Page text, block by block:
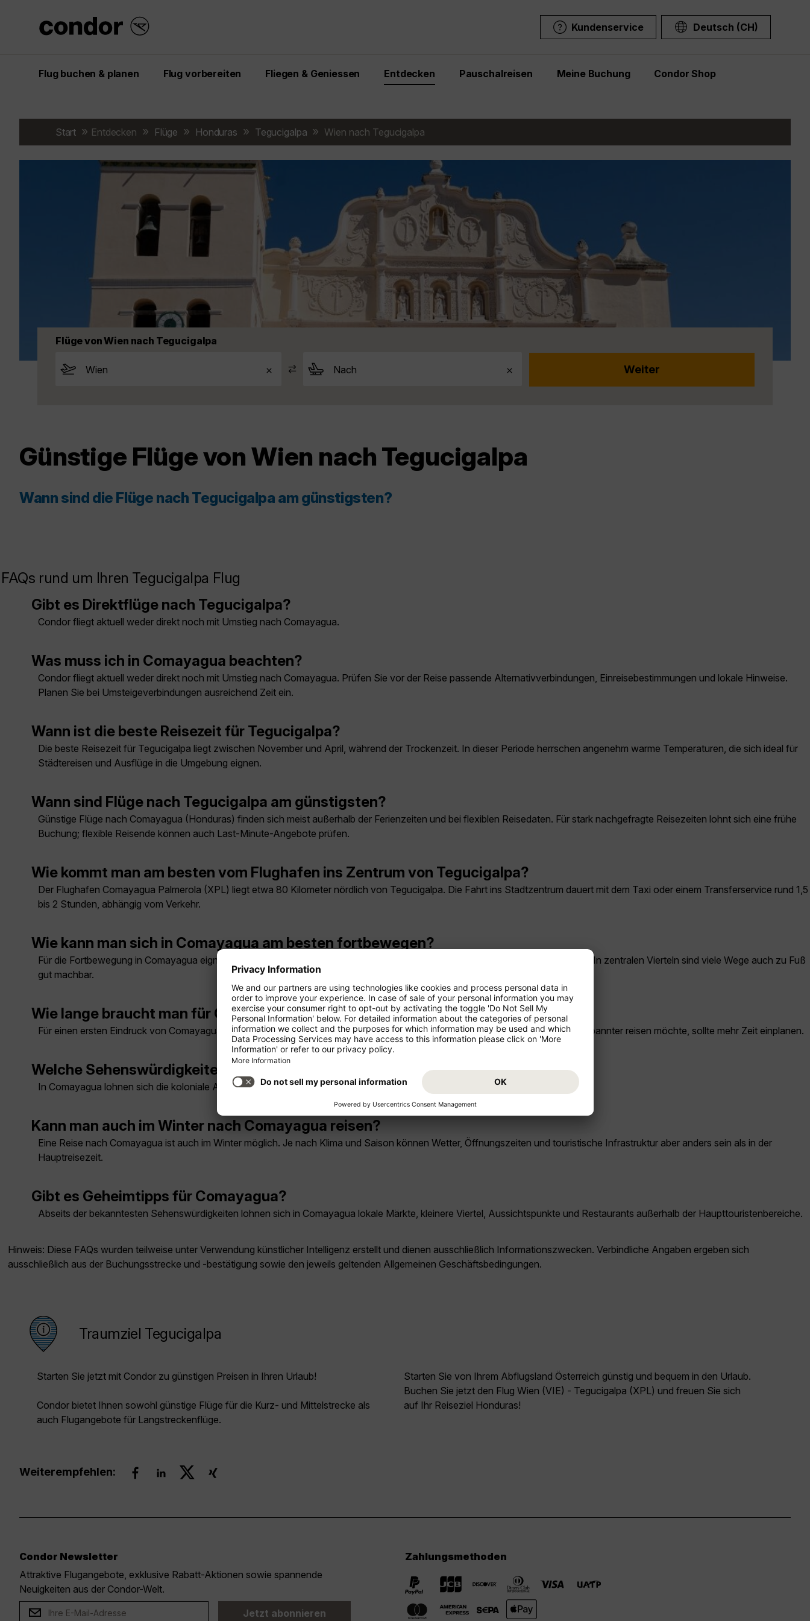
Kundenservice Deutsch (CH)
Flug buchen & planen Flug vorbereiten Fliegen & Geniessen Entdecken Pauschalreisen Meine Buchung Condor Shop
Start Entdecken Flüge Honduras Tegucigalpa Wien nach Tegucigalpa
Flüge von Wien nach Tegucigalpa
Günstige Flüge von Wien nach Tegucigalpa
Wann sind die Flüge nach Tegucigalpa am günstigsten?
FAQs rund um Ihren Tegucigalpa Flug
Gibt es Direktflüge nach Tegucigalpa?
Condor fliegt aktuell weder direkt noch mit Umstieg nach Comayagua.
Was muss ich in Comayagua beachten?
Condor fliegt aktuell weder direkt noch mit Umstieg nach Comayagua. Prüfen Sie vor der Reise passende Alternativverbindungen, Einreisebestimmungen und lokale Hinweise.
Planen Sie bei Umsteigeverbindungen ausreichend Zeit ein.
Wann ist die beste Reisezeit für Tegucigalpa?
Die beste Reisezeit für Tegucigalpa liegt zwischen November und April, während der Trockenzeit. In dieser Periode herrschen angenehm warme Temperaturen, die sich ideal für
Städtereisen und Ausflüge in die Umgebung eignen.
Wann sind Flüge nach Tegucigalpa am günstigsten?
Günstige Flüge nach Comayagua (Honduras) finden sich meist außerhalb der Ferienzeiten und bei flexiblen Reisedaten. Für stark nachgefragte Reisezeiten lohnt sich eine frühe
Buchung; flexible Reisende können auch Last-Minute-Angebote prüfen.
Wie kommt man am besten vom Flughafen ins Zentrum von Tegucigalpa?
Der Flughafen Comayagua Palmerola (XPL) liegt etwa 80 Kilometer nördlich von Tegucigalpa. Die Fahrt ins Stadtzentrum dauert mit dem Taxi oder einem Transferservice rund 1,5
bis 2 Stunden, abhängig vom Verkehr.
Wie kann man sich in Comayagua am besten fortbewegen?
Für die Fortbewegung in Comayagua eignen sich je nach Ziel Taxis, App-Fahrdienste, Mietwagen und öffentliche Verkehrsmittel. In zentralen Vierteln sind viele Wege auch zu Fuß
gut machbar.
Wie lange braucht man für Comayagua?
Für einen ersten Eindruck von Comayagua reichen meist zwei bis drei volle Tage. Wer Ausflüge in die Umgebung plant oder entspannter reisen möchte, sollte mehr Zeit einplanen.
Welche Sehenswürdigkeiten muss man in Comayagua sehen?
In Comayagua lohnen sich die koloniale Altstadt, die Kathedrale, Museen und Ausflüge in die Umgebung von Zentralhonduras.
Kann man auch im Winter nach Comayagua reisen?
Eine Reise nach Comayagua ist auch im Winter möglich. Je nach Klima und Saison können Wetter, Öffnungszeiten und touristische Infrastruktur aber anders sein als in der
Hauptreisezeit.
Gibt es Geheimtipps für Comayagua?
Abseits der bekanntesten Sehenswürdigkeiten lohnen sich in Comayagua lokale Märkte, kleinere Viertel, Aussichtspunkte und Restaurants außerhalb der Haupttouristenbereiche.
Hinweis: Diese FAQs wurden teilweise unter Verwendung künstlicher Intelligenz erstellt und dienen ausschließlich Informationszwecken. Verbindliche Angaben ergeben sich
ausschließlich aus der Buchungsstrecke und -bestätigung sowie den jeweils geltenden Allgemeinen Geschäftsbedingungen.
Traumziel Tegucigalpa
Starten Sie jetzt mit Condor zu günstigen Preisen in Ihren Urlaub!
Condor bietet Ihnen sowohl günstige Flüge für die Kurz- und Mittelstrecke als
auch Flugangebote für Langstreckenflüge.
Starten Sie von Ihrem Abflugsland Österreich günstig und bequem in den Urlaub.
Buchen Sie jetzt den Flug Wien (VIE) - Tegucigalpa (XPL) und freuen Sie sich
auf Ihr Reiseziel Honduras!
Weiterempfehlen:
Condor Newsletter
Attraktive Flugangebote, exklusive Rabatt-Aktionen sowie spannende
Neuigkeiten aus der Condor-Welt.
Jetzt abonnieren
Zahlungsmethoden